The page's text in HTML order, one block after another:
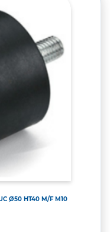
Ø50 HT40 M/F M10